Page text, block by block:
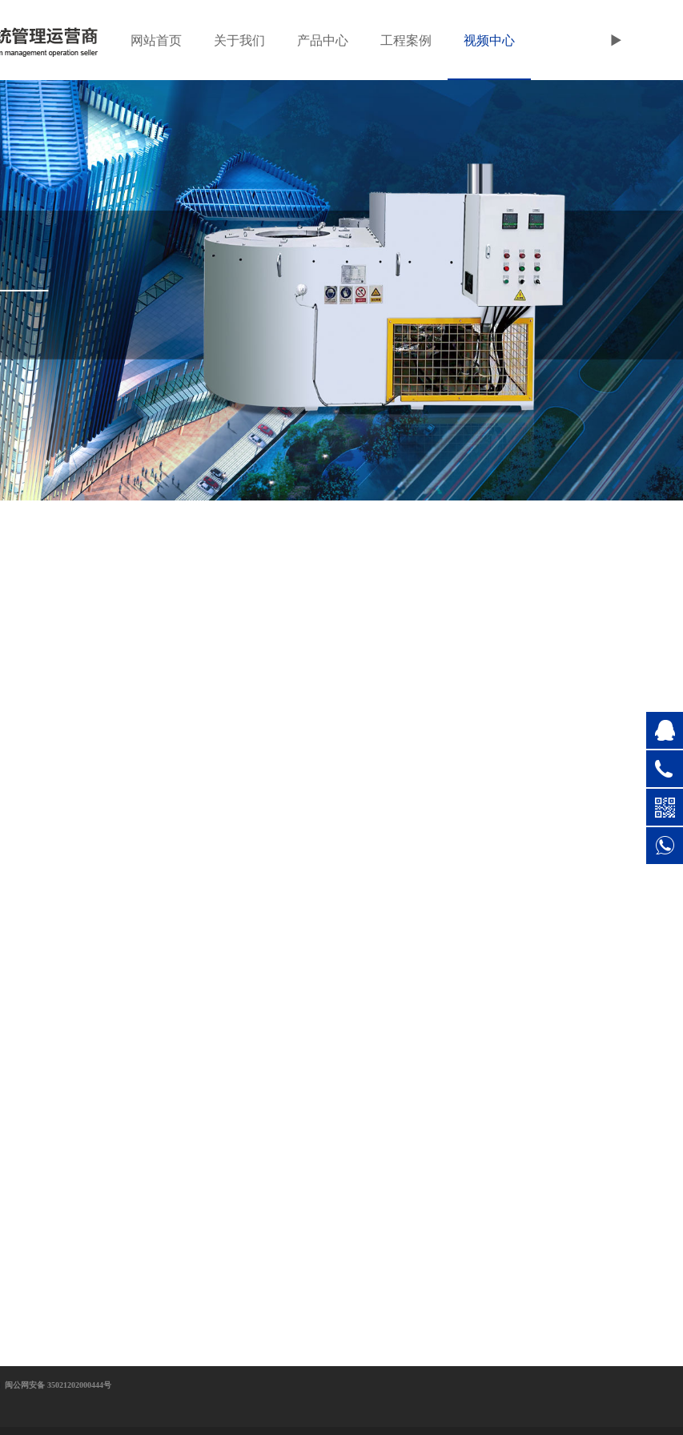
网站首页 关于我们 产品中心 工程案例 视频中心 ►
闽公网安备 35021202000444号